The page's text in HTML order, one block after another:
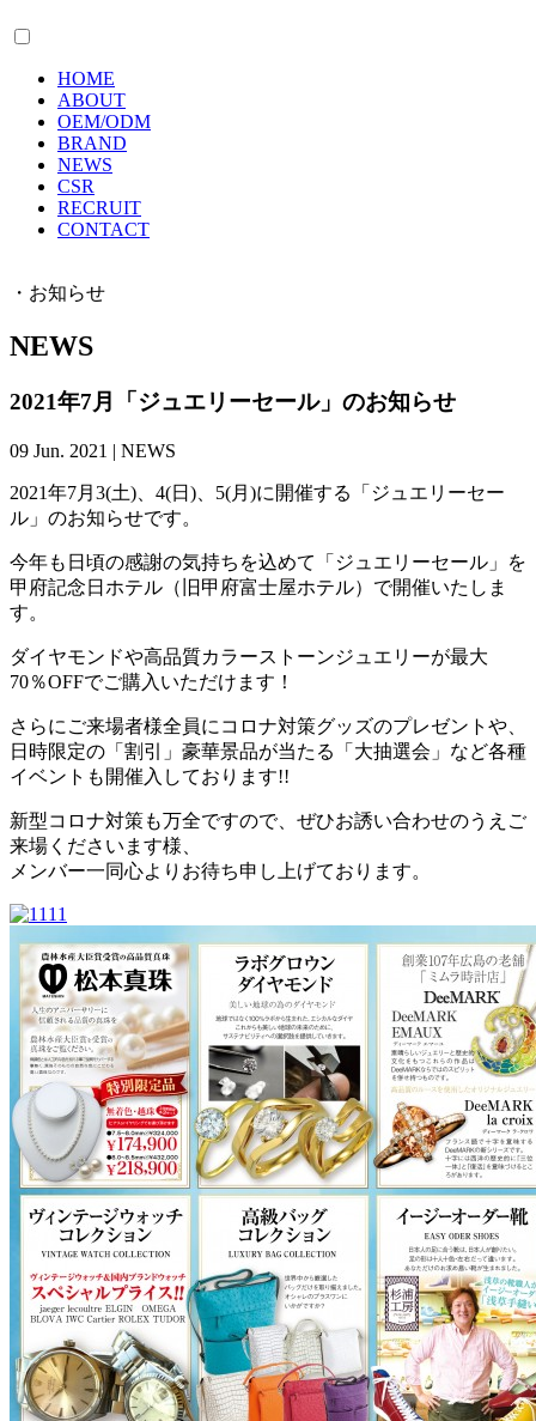
HOME
ABOUT
OEM/ODM
BRAND
NEWS
CSR
RECRUIT
CONTACT
・お知らせ
NEWS
2021年7月「ジュエリーセール」のお知らせ
09 Jun. 2021 | NEWS
2021年7月3(土)、4(日)、5(月)に開催する「ジュエリーセー
ル」のお知らせです。
今年も日頃の感謝の気持ちを込めて「ジュエリーセール」を
甲府記念日ホテル（旧甲府富士屋ホテル）で開催いたしま
す。
ダイヤモンドや高品質カラーストーンジュエリーが最大
70％OFFでご購入いただけます！
さらにご来場者様全員にコロナ対策グッズのプレゼントや、
日時限定の「割引」豪華景品が当たる「大抽選会」など各種
イベントも開催入しております!!
新型コロナ対策も万全ですので、ぜひお誘い合わせのうえご
来場くださいます様、
メンバー一同心よりお待ち申し上げております。